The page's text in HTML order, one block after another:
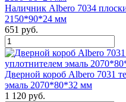
Наличник Albero 7034
2150*90*24 мм
651 руб.
Дверной короб Albero 7031
эмаль 2070*80*32 мм
1 120 руб.